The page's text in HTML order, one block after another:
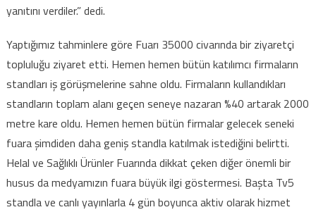
yanıtını verdiler.” dedi.
Yaptığımız tahminlere göre Fuarı 35000 civarında bir ziyaretçi
topluluğu ziyaret etti. Hemen hemen bütün katılımcı firmaların
standları iş görüşmelerine sahne oldu. Firmaların kullandıkları
standların toplam alanı geçen seneye nazaran %40 artarak 2000
metre kare oldu. Hemen hemen bütün firmalar gelecek seneki
fuara şimdiden daha geniş standla katılmak istediğini belirtti.
Helal ve Sağlıklı Ürünler Fuarında dikkat çeken diğer önemli bir
husus da medyamızın fuara büyük ilgi göstermesi. Başta Tv5
standla ve canlı yayınlarla 4 gün boyunca aktiv olarak hizmet